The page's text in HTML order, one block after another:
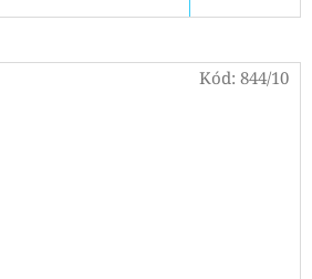
Kód: 844/10